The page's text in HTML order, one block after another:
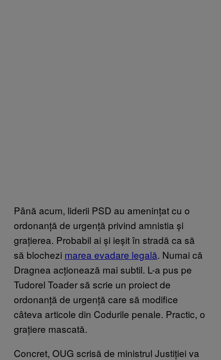
Până acum, liderii PSD au amenințat cu o
ordonanță de urgență privind amnistia și
grațierea. Probabil ai și ieșit în stradă ca să
să blochezi marea evadare legală. Numai că
Dragnea acționează mai subtil. L-a pus pe
Tudorel Toader să scrie un proiect de
ordonanță de urgență care să modifice
câteva articole din Codurile penale. Practic, o
grațiere mascată.
Concret, OUG scrisă de ministrul Justiției va